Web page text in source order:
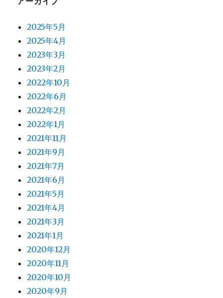
2025年5月
2025年4月
2023年3月
2023年2月
2022年10月
2022年6月
2022年2月
2022年1月
2021年11月
2021年9月
2021年7月
2021年6月
2021年5月
2021年4月
2021年3月
2021年1月
2020年12月
2020年11月
2020年10月
2020年9月